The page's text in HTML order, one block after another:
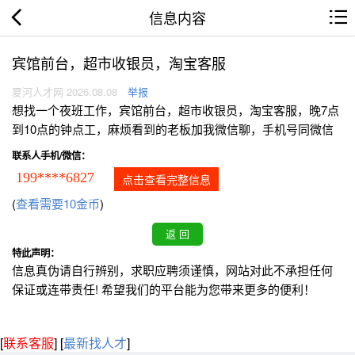
信息内容
宾馆前台，超市收银员，淘宝客服
夏河人才网 2026.08.08 举报
想找一个夜班工作，宾馆前台，超市收银员，淘宝客服，晚7点
到10点的钟点工，麻烦看到的老板加我微信聊，手机号同微信
联系人手机/微信：
199****6827 点击查看完整信息
(查看需要10金币)
特此声明：
信息真伪请自行辨别，求职应聘须谨慎，网站对此不承担任何
保证或连带责任! 希望我们的平台能为您带来更多的便利！
[联系客服] [最新找人才]